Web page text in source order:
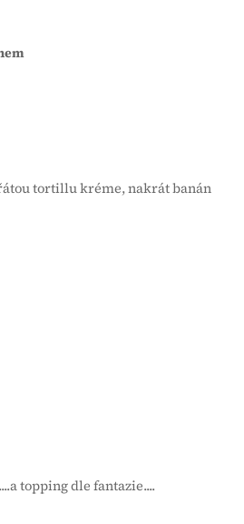
tortillu kréme, nakrát banán
topping dle fantazie....